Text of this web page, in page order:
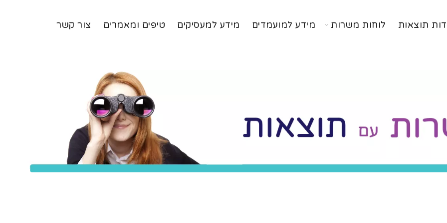
תוצאות לוחות משרות מידע למועמדים מידע למעסיקים טיפים ומאמרים צור קשר